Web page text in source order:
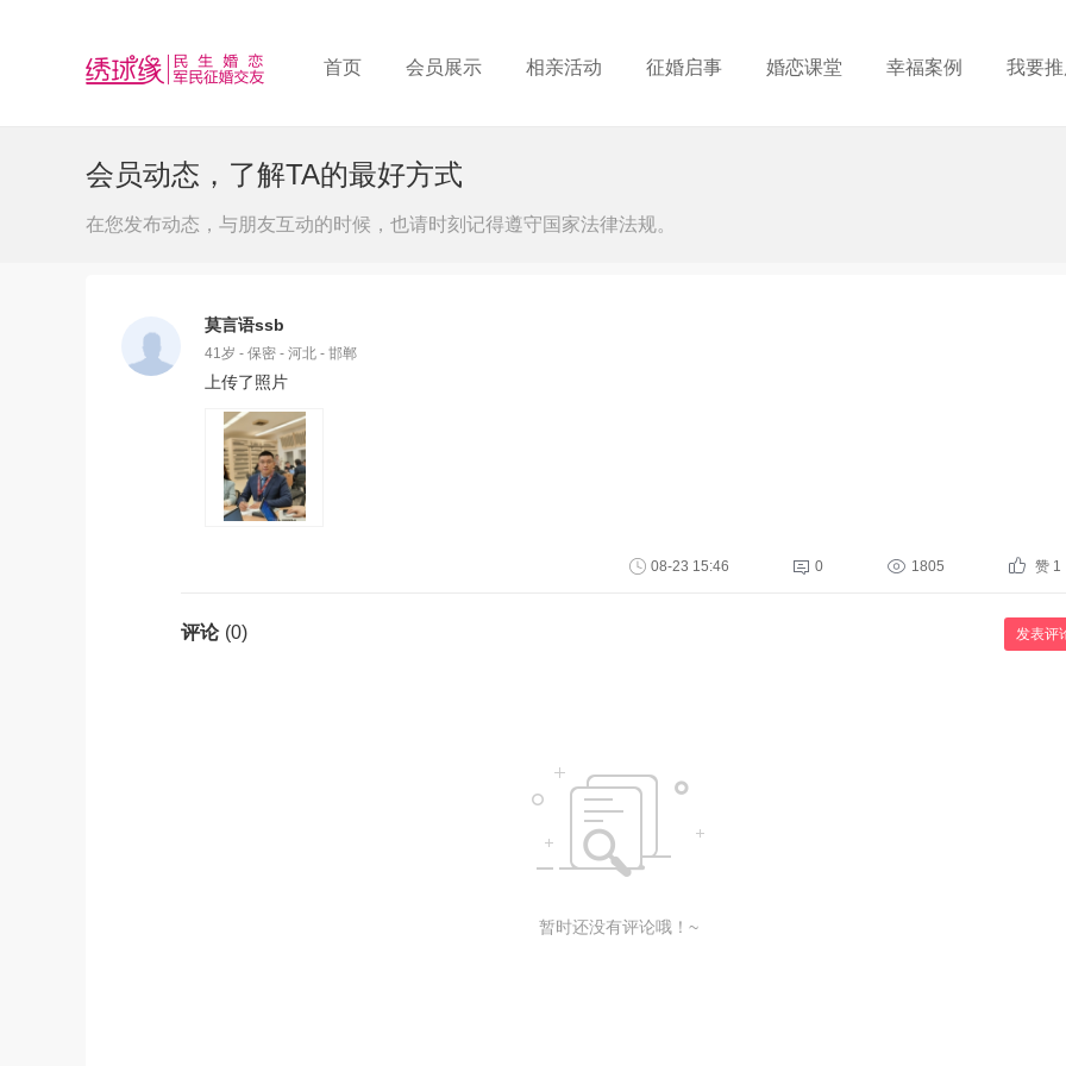
首页 会员展示 相亲活动 征婚启事 婚恋课堂 幸福案例 我要
会员动态，了解TA的最好方式
在您发布动态，与朋友互动的时候，也请时刻记得遵守国家法律法规。
莫言语ssb
41岁 - 保密 - 河北 - 邯郸
上传了照片
08-23 15:46 0 1805 赞 1
评论 (0) 发表评
暂时还没有评论哦！~